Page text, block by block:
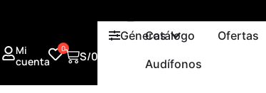
Mi
cuenta
0
S/0.00
GénerosCatálogo Ofertas
Audífonos